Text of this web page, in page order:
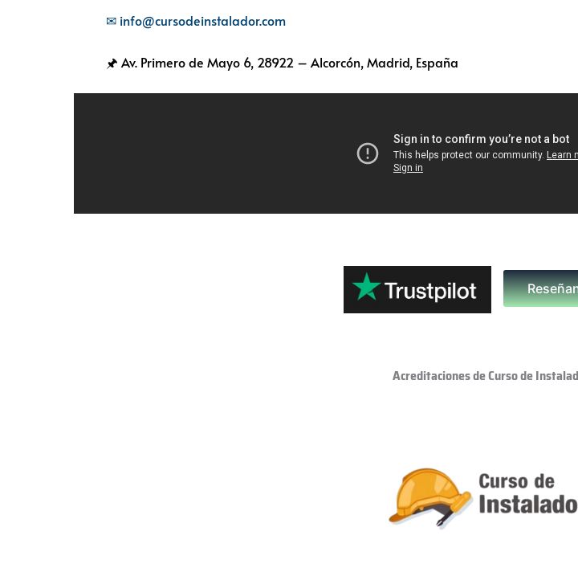
✉ info@cursodeinstalador.com
🖈 Av. Primero de Mayo 6, 28922 – Alcorcón, Madrid, España
Acreditaciones de Curso de